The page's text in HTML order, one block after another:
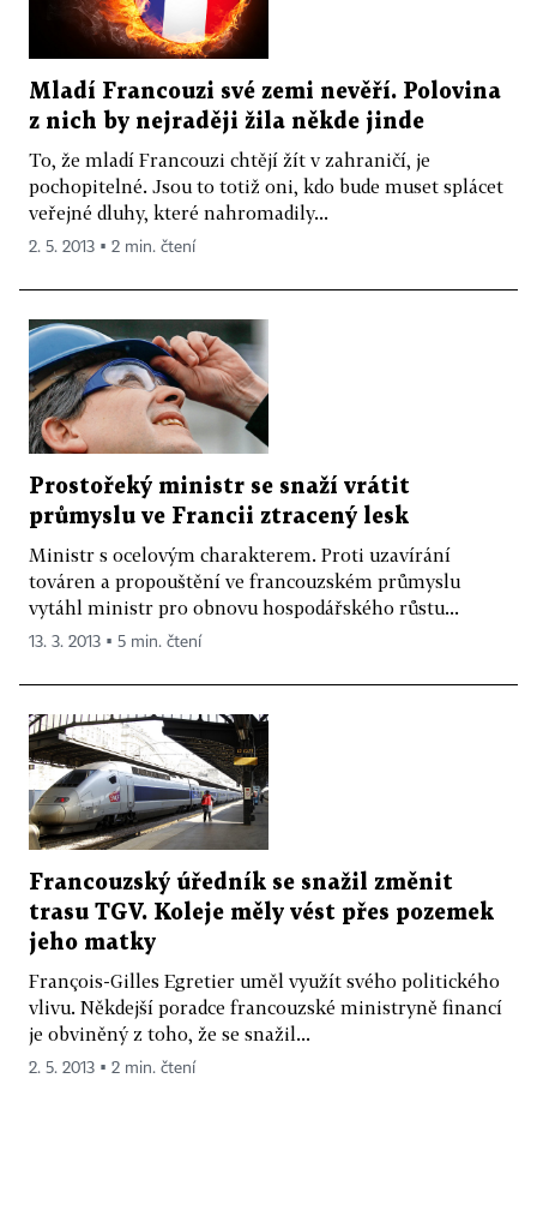
Mladí Francouzi své zemi nevěří. Polovina
z nich by nejraději žila někde jinde
To, že mladí Francouzi chtějí žít v zahraničí, je
pochopitelné. Jsou to totiž oni, kdo bude muset splácet
veřejné dluhy, které nahromadily...
2. 5. 2013 ▪ 2 min. čtení
Prostořeký ministr se snaží vrátit
průmyslu ve Francii ztracený lesk
Ministr s ocelovým charakterem. Proti uzavírání
továren a propouštění ve francouzském průmyslu
vytáhl ministr pro obnovu hospodářského růstu...
13. 3. 2013 ▪ 5 min. čtení
Francouzský úředník se snažil změnit
trasu TGV. Koleje měly vést přes pozemek
jeho matky
François-Gilles Egretier uměl využít svého politického
vlivu. Někdejší poradce francouzské ministryně financí
je obviněný z toho, že se snažil...
2. 5. 2013 ▪ 2 min. čtení